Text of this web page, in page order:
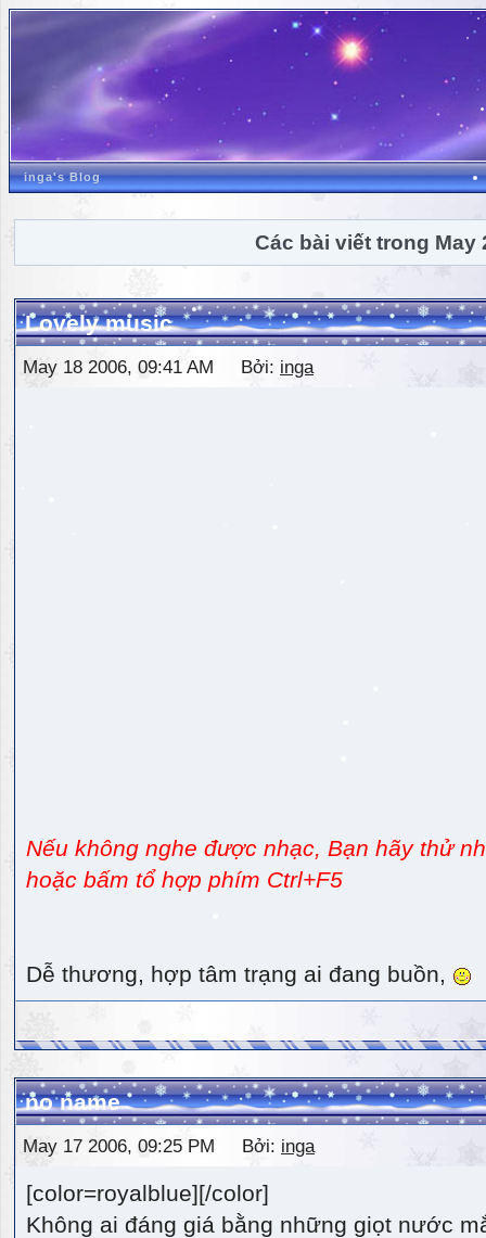
inga's Blog
Các bài viết trong May
Lovely music
May 18 2006, 09:41 AM Bởi: inga
Nếu không nghe được nhạc, Bạn hãy thử
hoặc bấm tổ hợp phím Ctrl+F5
Dễ thương, hợp tâm trạng ai đang buồn,
no name
May 17 2006, 09:25 PM Bởi: inga
[color=royalblue][/color]
Không ai đáng giá bằng những giọt nước